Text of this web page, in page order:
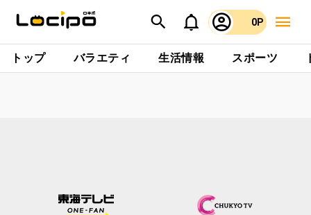
0P
トップ バラエティ 生活情報 スポーツ